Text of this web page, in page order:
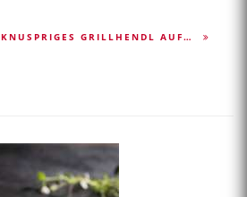
KNUSPRIGES GRILLHENDL AUF…